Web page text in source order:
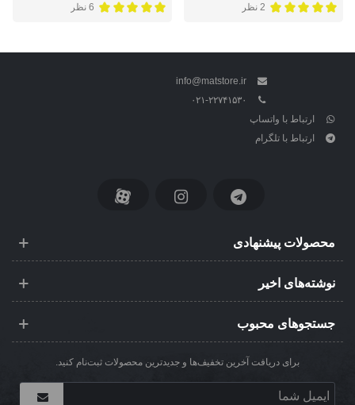
2 نظر 6 نظر
info@matstore.ir
۰۲۱-۲۲۷۴۱۵۳۰
ارتباط با واتساپ
ارتباط با تلگرام
محصولات پیشنهادی
نوشته‌های اخیر
جستجوهای محبوب
برای دریافت آخرین تخفیف‌ها و جدیدترین محصولات ثبت‌نام کنید.